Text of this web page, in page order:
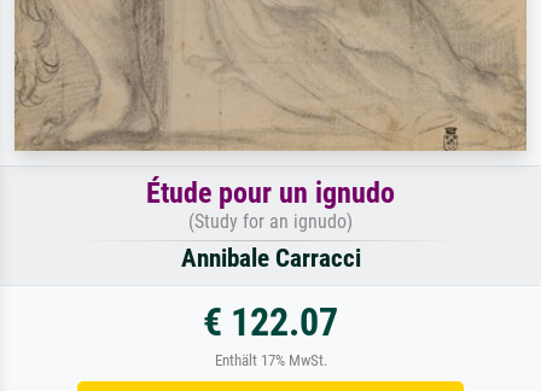
Étude pour un ignudo
(Study for an ignudo)
Annibale Carracci
€ 122.07
Enthält 17% MwSt.